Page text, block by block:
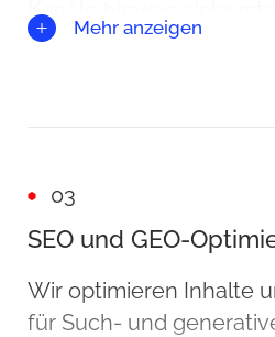
Kanäle hinweg
gleichzeitig optimierter
Mehr anzeigen
03
SEO und GEO-
Wir optimieren Inhalte
für Such- und